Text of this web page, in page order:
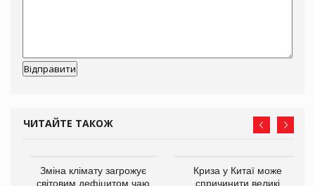
ЧИТАЙТЕ ТАКОЖ
Зміна клімату загрожує
світовим дефіцитом чаю
Криза у Китаї може
спричинити великі